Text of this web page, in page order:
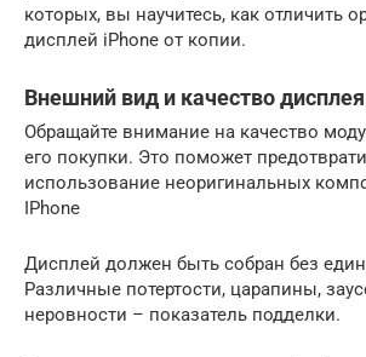
которых, вы научитесь, как отличить
дисплей iPhone от копии.
Внешний вид и качество дисплея
Обращайте внимание на качество
его покупки. Это поможет
использование неоригинальных
IPhone
Дисплей должен быть собран без
Различные потертости, царапины,
неровности – показатель подделки.